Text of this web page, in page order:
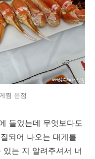
찜 본점
들었는데 무엇보다도
되어 나오는 대게를
는 지 알려주셔서 너